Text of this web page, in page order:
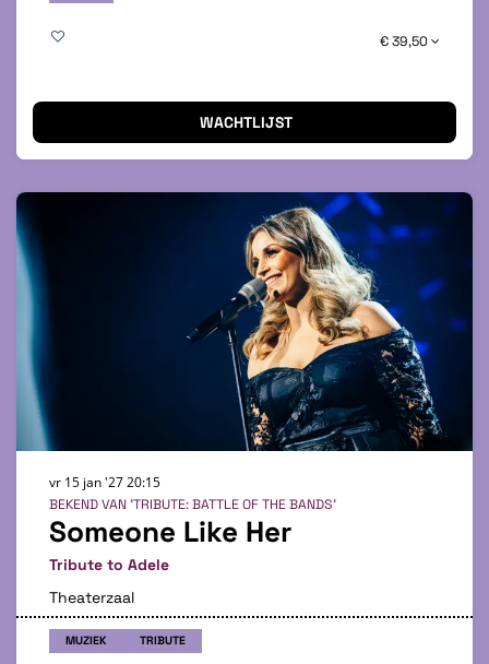
€ 39,50
WACHTLIJST
Someone Like Her
Tribute to Adele
BEKEND VAN 'TRIBUTE: BATTLE OF THE BANDS'
vr 15 jan '2720:15
Theaterzaal
MUZIEK TRIBUTE